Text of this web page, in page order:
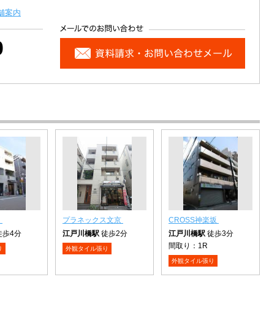
案内
4分
プラネックス文京
江戸川橋駅 徒歩2分
外観タイル張り
CROSS神楽坂
江戸川橋駅 徒歩3分
間取り： 1R
外観タイル張り